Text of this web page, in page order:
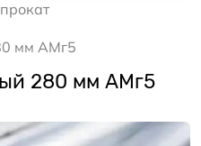
мм АМг5
280 мм АМг5